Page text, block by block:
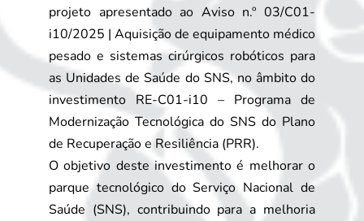
projeto apresentado ao Aviso n.º 03/C01-
i10/2025 | Aquisição de equipamento médico
pesado e sistemas cirúrgicos robóticos para
as Unidades de Saúde do SNS, no âmbito do
investimento RE-C01-i10 – Programa de
Modernização Tecnológica do SNS do Plano
de Recuperação e Resiliência (PRR).
O objetivo deste investimento é melhorar o
parque tecnológico do Serviço Nacional de
Saúde (SNS), contribuindo para a melhoria